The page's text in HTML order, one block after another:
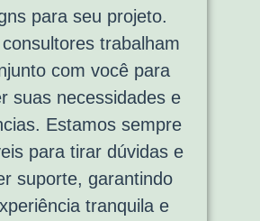
para seu projeto.
trabalham
com você para
suas necessidades e
Estamos sempre
para tirar dúvidas e
suporte, garantindo
tranquila e